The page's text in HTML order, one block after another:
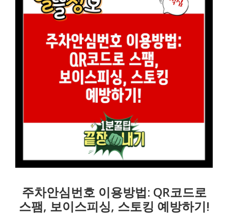
주차안심번호 이용방법: QR코드로
스팸, 보이스피싱, 스토킹 예방하기!